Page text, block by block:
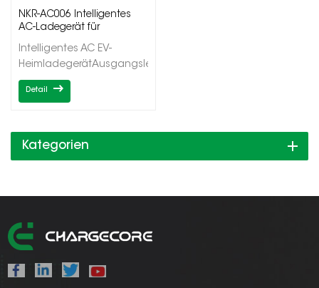
NKR-AC006 Intelligentes
AC-Ladegerät für
Intelligentes AC EV-
HeimladegerätAusgangsleistung
7/11/22kWEinzelner
Lastausgleich zu Hause
Detail
Kategorien